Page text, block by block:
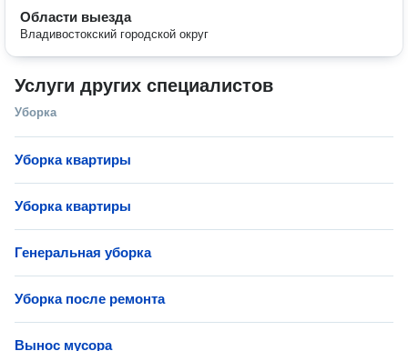
Области выезда
Владивостокский городской округ
Услуги других специалистов
Уборка
Уборка квартиры
Уборка квартиры
Генеральная уборка
Уборка после ремонта
Вынос мусора